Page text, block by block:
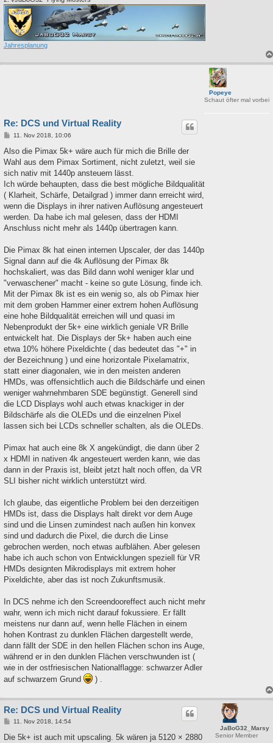
Jahresplanung
Popeye
Schaut öfter mal vorbei
Re: DCS und Virtual Reality
B
i
r
a
11. Nov 2018, 10:06
Also die Pimax 5k+ wäre auch für mich die Brille der
Wahl aus dem Pimax Sortiment, nicht zuletzt, weil sie
sich nativ mit 1440p ansteuern lässt.
Ich würde behaupten, dass die best mögliche Bildqualität
( Klarheit, Schärfe, Detailgrad ) immer dann erreicht wird,
wenn die Displays in ihrer nativen Auflösung angesteuert
werden. Da habe ich mal gelesen, dass der HDMI
Anschluss nicht mehr als 1440p übertragen kann.
Die Pimax 8k hat einen internen Upscaler, der das 1440p
Signal dann auf die 4k Auflösung der Pimax 8k
hochskaliert, was das Bild dann wohl weniger klar und
"verwaschener" macht - keine so gute Lösung, finde ich.
Mit der Pimax 8k ist es ein wenig so, als ob Pimax hier
mit dem groben Hammer einer extrem hohen Auflösung
eine hohe Bildqualität erreichen will und quasi im
Nebenprodukt der 5k+ eine wirklich geniale VR Brille
entwickelt hat. Die Displays der 5k+ haben auch eine
etwa 10% höhere Pixeldichte ( das bedeutet das "+" in
der Bezeichnung ) und eine horizontale Pixelamatrix,
statt einer diagonalen, wie in den meisten anderen
HMDs, was offensichtlich auch die Bildschärfe und einen
weniger wahrnehmbaren SDE begünstigt. Generell sind
die LCD Displays wohl auch etwas knackiger in der
Bildschärfe als die OLEDs und die einzelnen Pixel
lassen sich bei LCDs schneller schalten, als die OLEDs.
Pimax hat auch eine 8k X angekündigt, die dann über 2
x HDMI in nativen 4k angesteuert werden kann, wie das
dann in der Praxis ist, bleibt jetzt halt noch offen, da VR
SLI bisher nicht wirklich unterstützt wird.
Ich glaube, das eigentliche Problem bei den derzeitigen
HMDs ist, dass die Displays halt direkt vor dem Auge
sind und die Linsen zumindest nach außen hin konvex
sind und dadurch die Pixel, die durch die Linse
gebrochen werden, noch etwas aufblähen. Aber gelesen
habe ich auch schon von Entwicklungen speziell für VR
HMDs designten Mikrodisplays mit extrem hoher
Pixeldichte, aber das ist noch Zukunftsmusik.
In DCS nehme ich den Screendooreffect auch nicht mehr
wahr, wenn ich mich nicht darauf fokussiere. Er fällt
meistens nur dann auf, wenn helle Flächen in einem
hohen Kontrast zu dunklen Flächen dargestellt werde,
dann fällt der SDE in den hellen Flächen schon ins Auge,
während er in den dunklen Flächen verschwunden ist (
wie in der ostfriesischen Nationalflagge: schwarzer Adler
auf schwarzem Grund
) .
JaBoG32_Marsy
Senior Member
Re: DCS und Virtual Reality
B
i
11. Nov 2018, 14:54
Die 5k+ ist auch mit upscaling. 5k wären ja 5120 × 2880